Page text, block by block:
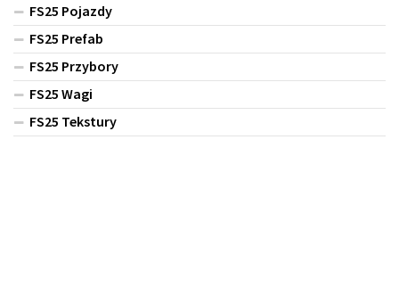
FS25 Pojazdy
FS25 Prefab
FS25 Przybory
FS25 Wagi
FS25 Tekstury